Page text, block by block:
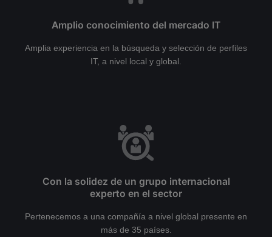
Amplio conocimiento del mercado IT
Amplia experiencia en la búsqueda y selección de perfiles
IT, a nivel local y global.
Con la solidez de un grupo internacional
experto en el sector
Pertenecemos a una compañía a nivel global presente en
más de 35 países.